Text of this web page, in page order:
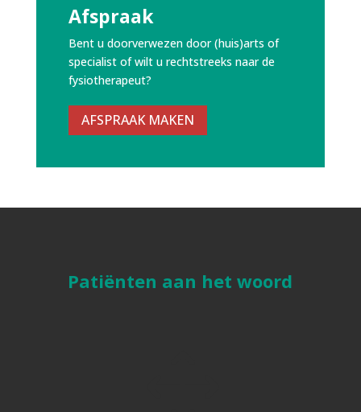
Afspraak
Bent u doorverwezen door (huis)arts of
specialist of wilt u rechtstreeks naar de
fysiotherapeut?
AFSPRAAK MAKEN
Patiënten aan het woord